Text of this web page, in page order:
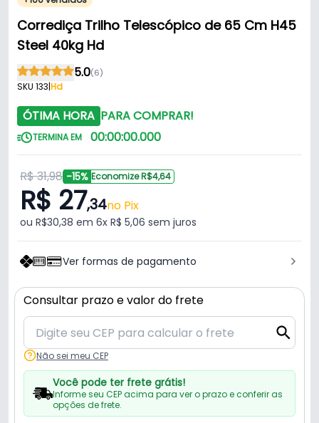
Corrediça Trilho Telescópico de 65 Cm H45
Steel 40kg Hd
5.0(6)
SKU 133|Hd
ÓTIMA HORA PARA COMPRAR!
TERMINA EM 00:00:00.000
R$ 31,98 -15% Economize R$4,64
R$ 27,34no Pix
ou R$30,38 em 6x R$ 5,06 sem juros
Ver formas de pagamento
Consultar prazo e valor do frete
Não sei meu CEP
Você pode ter frete grátis!
Informe seu CEP acima para ver o prazo e conferir as
opções de frete.